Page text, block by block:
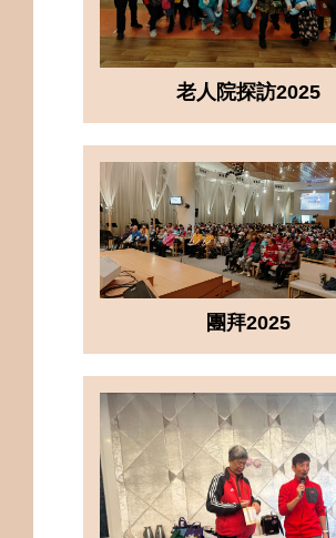
老人院探訪2025
團拜2025